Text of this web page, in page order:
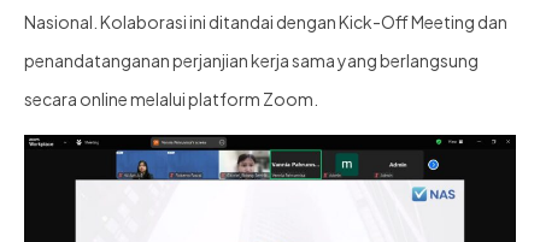
Nasional. Kolaborasi ini ditandai dengan Kick-Off Meeting dan
penandatanganan perjanjian kerja sama yang berlangsung
secara online melalui platform Zoom.